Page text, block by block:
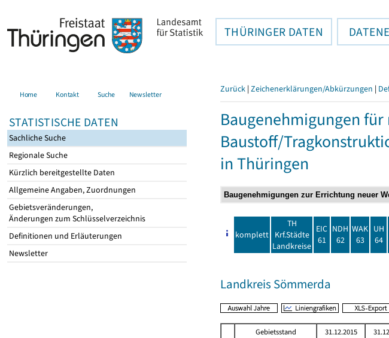
THÜRINGER DATEN
Home Kontakt Suche Newsletter
STATISTISCHE DATEN
Sachliche Suche
Regionale Suche
Kürzlich bereitgestellte Daten
Allgemeine Angaben, Zuordnungen
Gebietsveränderungen,
Änderungen zum Schlüsselverzeichnis
Definitionen und Erläuterungen
Newsletter
Zurück | Zeichenerklärungen/Abkürzungen |
Baugenehmigungen
Baustoff/
in Thüringen
komplett
TH
Krf.Städte
Landkreise
EIC
61
NDH
62
WAK
63
UH
64
Landkreis Sömmerda
Gebietsstand 31.12.2015